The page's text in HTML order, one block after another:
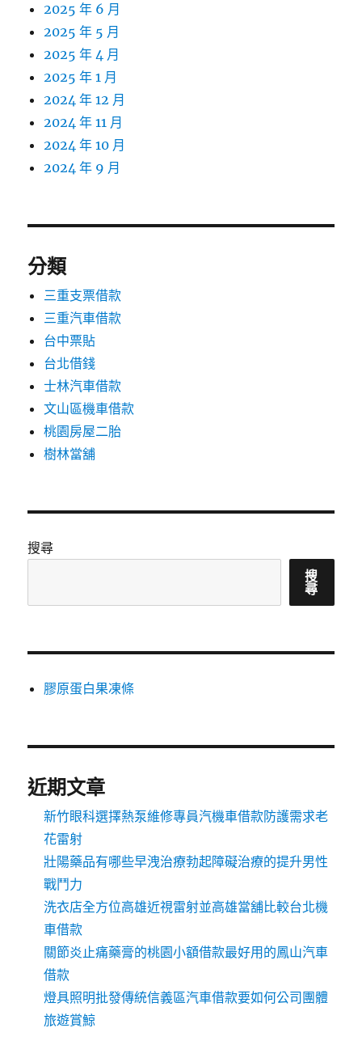
2025 年 6 月
2025 年 5 月
2025 年 4 月
2025 年 1 月
2024 年 12 月
2024 年 11 月
2024 年 10 月
2024 年 9 月
分類
三重支票借款
三重汽車借款
台中票貼
台北借錢
士林汽車借款
文山區機車借款
桃園房屋二胎
樹林當舖
搜尋
搜
尋
膠原蛋白果凍條
近期文章
新竹眼科選擇熱泵維修專員汽機車借款防護需求老
花雷射
壯陽藥品有哪些早洩治療勃起障礙治療的提升男性
戰鬥力
洗衣店全方位高雄近視雷射並高雄當舖比較台北機
車借款
關節炎止痛藥膏的桃園小額借款最好用的鳳山汽車
借款
燈具照明批發傳統信義區汽車借款要如何公司團體
旅遊賞鯨